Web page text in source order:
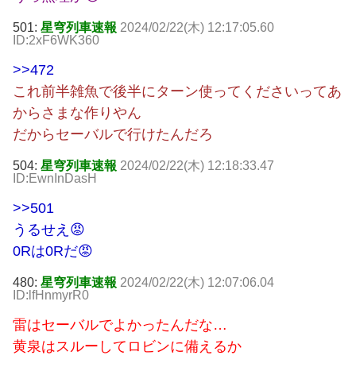
501: 星穹列車速報 2024/02/22(木) 12:17:05.60
ID:2xF6WK360
>>472
これ前半雑魚で後半にターン使ってくださいってあ
からさまな作りやん
だからセーバルで行けたんだろ
504: 星穹列車速報 2024/02/22(木) 12:18:33.47
ID:EwnInDasH
>>501
うるせえ😡
0Rは0Rだ😡
480: 星穹列車速報 2024/02/22(木) 12:07:06.04
ID:lfHnmyrR0
雷はセーバルでよかったんだな…
黄泉はスルーしてロビンに備えるか